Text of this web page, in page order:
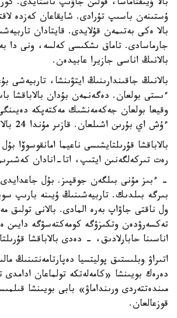
بالا ۇيىقتاماسا، قولىن جاۋىپ تاستايدى.
ۇستىنەن باسىپ تۇرادى. شايقاعان كەزدە
بالا ەكى بەتىمەن قۇلايدى. قايتادان
جارماسادى. تاماق ىشكىسى كەلسە، ونى دا
بالانىڭ اناسى جازيرا عابيدەن.
بالانىڭ جاقىندارىنىڭ ايتۋىنشا، تاربيەشى
ءىستى بولعان. دەگەنمەن بۇدان بالاباقشا
وقيعا بولعان جەكەمەنشىك مەكتەپكە
ءۇش اي بۇرىن اشىلعان. قازىر مۇندا 24 بالا تاربيەلەنەدى.
بالاباقشا قۇرىلتايشىسى ناعيما امانقوسوۆا
رەت تىركەلگەنىن ايتىپ، اتا-انادان
- ءبىز مۇنى بىلگەن جوقپىز. بۇل جاعدايدى
بىرگە بىلدىك. تاربيەشىنىڭ ۇيىنە بارىپ
ول ناقتى جاۋاپ بەرە المادى. بالانى تولىق
تەكسەرۋدەن وتكىزۋگە كومەكتەسۋگە دايىن
اناسىنا حابارلادىق، - دەدى بالاباقشا
اتىراۋ وبلىستىق پوليتسيا دەپارتامەنتىنىڭ
دەرەك بويىنشا «كامەلەتكە تولماعان ادامدى
مىندەتتەردى ورىنداماۋ» بابى بويىنشا
قوزعالعان.